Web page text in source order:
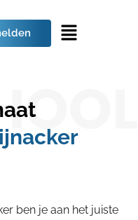
ben je aan het juiste